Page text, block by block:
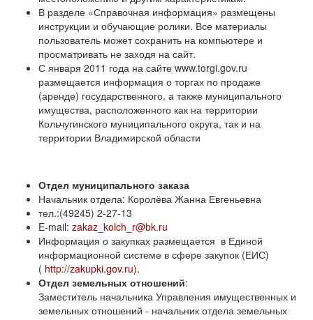
В разделе «Справочная информация» размещены
инструкции и обучающие ролики. Все материалы
пользователь может сохранить на компьютере и
просматривать не заходя на сайт.
С января 2011 года на сайте www.torgi.gov.ru
размещается информация о торгах по продаже
(аренде) государственного, а также муниципального
имущества, расположенного как на территории
Кольчугинского муниципального округа, так и на
территории Владимирской области
Отдел муниципального заказа
Начальник отдела: Королёва Жанна Евгеньевна
тел.:(49245) 2-27-13
E-mail: zakaz_kolch_r@bk.ru
Информация о закупках размещается в Единой
информационной системе в сфере закупок (ЕИС)
( http://zakupki.gov.ru).
Отдел земельных отношений:
Заместитель начальника Управления имущественных и
земельных отношений - начальник отдела земельных